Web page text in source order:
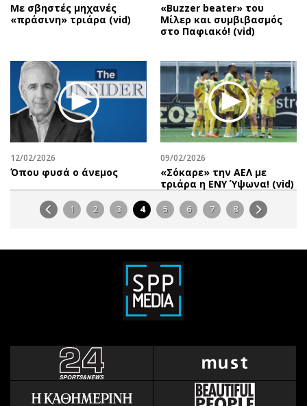
Με σβηστές μηχανές
«πράσινη» τριάρα (vid)
«Βuzzer beater» του
Μίλερ και συμβιβασμός
στο Παφιακό! (vid)
12/02/2026
Όπου φυσά ο άνεμος
09/02/2026
«Σόκαρε» την ΑΕΛ με
τριάρα η ΕΝΥ Ύψωνα! (vid)
1 2 3 4 5 6 7 8